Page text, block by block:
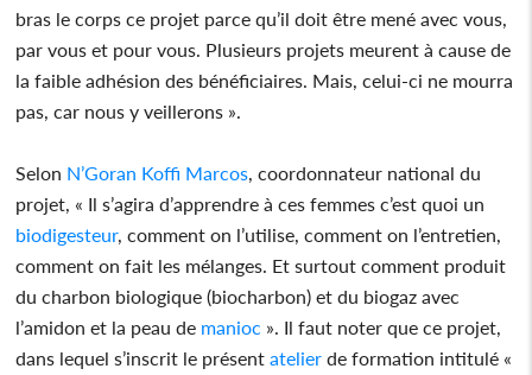
bras le corps ce projet parce qu’il doit être mené avec vous,
par vous et pour vous. Plusieurs projets meurent à cause de
la faible adhésion des bénéficiaires. Mais, celui-ci ne mourra
pas, car nous y veillerons ».
Selon N’Goran Koffi Marcos, coordonnateur national du
projet, « Il s’agira d’apprendre à ces femmes c’est quoi un
biodigesteur, comment on l’utilise, comment on l’entretien,
comment on fait les mélanges. Et surtout comment produit
du charbon biologique (biocharbon) et du biogaz avec
l’amidon et la peau de manioc ». Il faut noter que ce projet,
dans lequel s’inscrit le présent atelier de formation intitulé «